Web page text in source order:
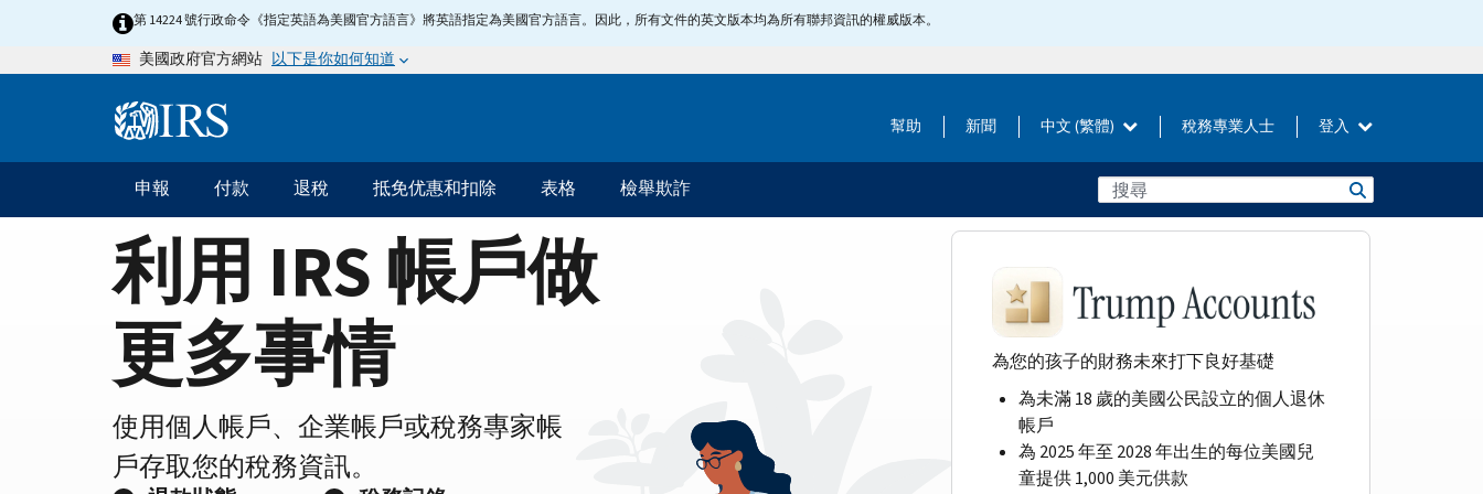
Page
第 14224 號行政命令《指定英語為美國官方語言》將英語指定為美國官方語言。因此，所有文件的英文版本均為所有聯邦資訊的權威版本。
美國政府官方網站 以下是你如何知道
Information 幫助 新聞 中文 (繁體) 稅務專業人士 登入
主
要
導
航
申報 付款 退稅 抵免优惠和扣除 表格 檢舉欺詐
利用 IRS 帳戶做
更多事情
使用個人帳戶、企業帳戶或稅務專家帳
戶存取您的稅務資訊。
為您的孩子的財務未來打下良好基礎
為未滿 18 歲的美國公民設立的個人退休
帳戶
為 2025 年至 2028 年出生的每位美國兒
童提供 1,000 美元供款